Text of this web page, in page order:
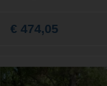
€ 474,05